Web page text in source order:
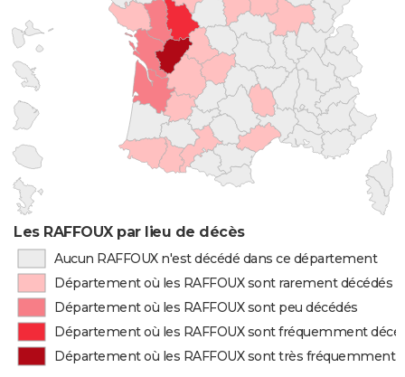
Les RAFFOUX par lieu de décès
Aucun RAFFOUX n'est décédé dans ce département
Département où les RAFFOUX sont rarement décédés
Département où les RAFFOUX sont peu décédés
Département où les RAFFOUX sont fréquemment
Département où les RAFFOUX sont très fréquemment